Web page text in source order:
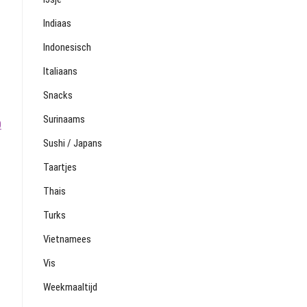
Indiaas
Indonesisch
Italiaans
Snacks
Surinaams
Sushi / Japans
Taartjes
Thais
Turks
Vietnamees
Vis
Weekmaaltijd